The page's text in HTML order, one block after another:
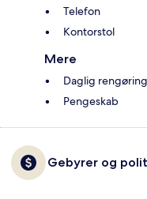
Telefon
Kontorstol
Mere
Daglig rengøring
Pengeskab
Gebyrer og